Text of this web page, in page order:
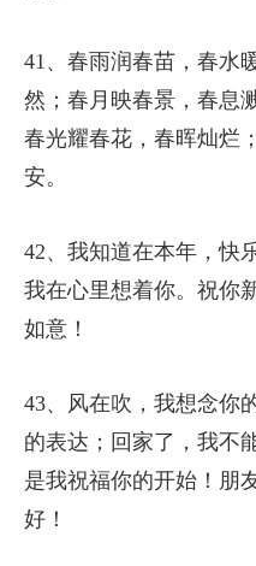
41、春雨润春苗，春水
然；春月映春景，春息
春光耀春花，春晖灿烂
安。
42、我知道在本年，快
我在心里想着你。祝你
如意！
43、风在吹，我想念你
的表达；回家了，我不
是我祝福你的开始！朋
好！